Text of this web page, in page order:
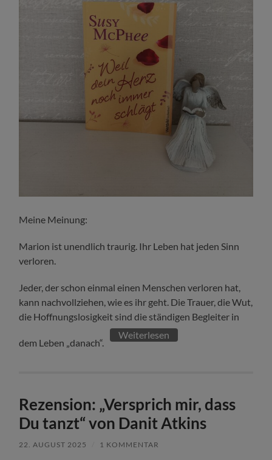
Meine Meinung:
Marion ist unendlich traurig. Ihr Leben hat jeden Sinn
verloren.
Jeder, der schon einmal einen Menschen verloren hat,
kann nachvollziehen, wie es ihr geht. Die Trauer, die Wut,
die Hoffnungslosigkeit sind die ständigen Begleiter in
dem Leben „danach“.
Weiterlesen
Rezension: „Versprich mir, dass
Du tanzt“ von Danit Atkins
22. AUGUST 2025 1 KOMMENTAR